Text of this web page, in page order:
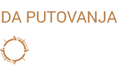
PUTOVANJA